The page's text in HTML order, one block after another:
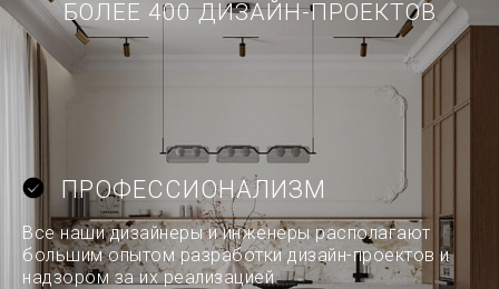
БОЛЕЕ 400 ДИЗАЙН-ПРОЕКТОВ
ПРОФЕССИОНАЛИЗМ
Все наши дизайнеры и инженеры располагают
большим опытом разработки дизайн-проектов и
надзором за их реализацией